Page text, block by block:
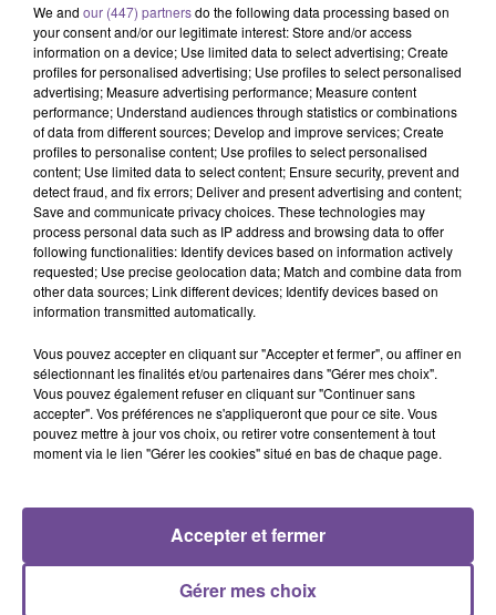
Un traiteur recherche un serveur en extra (H/F). Vous
assurerez, sous la responsabilité de votre chef de rang, le
service sur toute la durée de la prestation. Ce sont des
missions ponctuelles sur des journées en semaine (de 11h30
à 15h30). Vous aiderez également à la préparation de la
salle avant le début de l’événement et au nettoyage des lieux
à la fin de la mission.
Référence de l’offre Pôle Emploi : 140WFYY
We and our (447) partnersdo the following data processing based on
your consent and/or our legitimate interest: Store and/or access
information on a device; Use limited data to select advertising; Create
profiles for personalised advertising; Use profiles to select personalised
advertising; Measure advertising performance; Measure content
performance; Understand audiences through statistics or combinations
of data from different sources; Develop and improve services; Create
profiles to personalise content; Use profiles to select personalised
content; Use limited data to select content; Ensure security, prevent and
detect fraud, and fix errors; Deliver and present advertising and content;
Save and communicate privacy choices. These technologies may
process personal data such as IP address and browsing data to offer
following functionalities: Identify devices based on information actively
requested; Use precise geolocation data; Match and combine data from
other data sources; Link different devices; Identify devices based on
information transmitted automatically.
Vous pouvez accepter en cliquant sur "Accepter et fermer", ou affiner en
sélectionnant les finalités et/ou partenaires dans "Gérer mes choix".
Vous pouvez également refuser en cliquant sur "Continuer sans
accepter". Vos préférences ne s'appliqueront que pour ce site. Vous
pouvez mettre à jour vos choix, ou retirer votre consentement à tout
moment via le lien "Gérer les cookies" situé en bas de chaque page.
Gérer mes choix
Accepter et fermer